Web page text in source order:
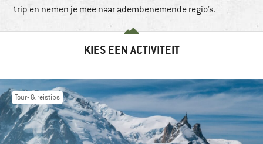
trip en nemen je mee naar adembenemende regio’s.
KIES EEN ACTIVITEIT
Tour- & reistips